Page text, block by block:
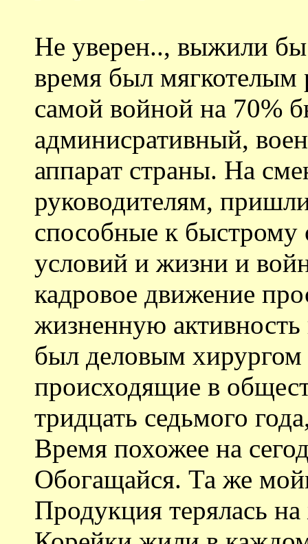
Не уверен.., выжили
время был мягкотелым
самой войной на 70%
админисративный,
аппарат страны. На
руководителям,
способные к
условий и жизни и
кадровое движение
жизненную
был деловым
происходящие в
тридцать седьмого
Время похожее на
Обогащайся. Та же
Продукция терялась